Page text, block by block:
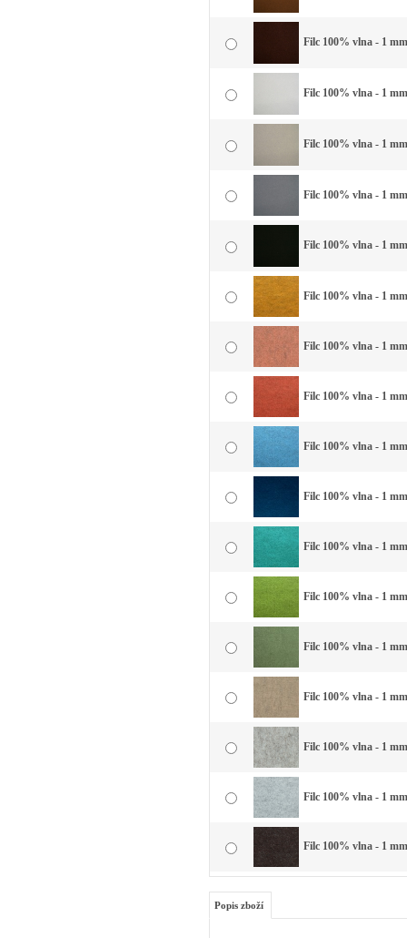
Filc 100% vlna - 1
Filc 100% vlna - 1
Filc 100% vlna - 1
Filc 100% vlna - 1
Filc 100% vlna - 1
Filc 100% vlna - 1
Filc 100% vlna - 1
Filc 100% vlna - 1
Filc 100% vlna - 1
Filc 100% vlna - 1
Filc 100% vlna - 1
Filc 100% vlna - 1
Filc 100% vlna - 1
Filc 100% vlna - 1
Filc 100% vlna - 1
Filc 100% vlna - 1
Filc 100% vlna - 1
Popis zboží